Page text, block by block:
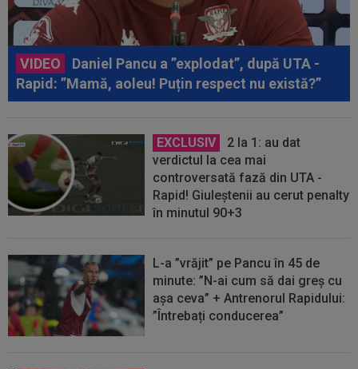
VIDEO
Daniel Pancu a ”explodat”, după UTA -
Rapid: ”Mamă, aoleu! Puțin respect nu există?”
EXCLUSIV
2 la 1: au dat
verdictul la cea mai
controversată fază din UTA -
Rapid! Giuleștenii au cerut penalty
în minutul 90+3
L-a ”vrăjit” pe Pancu în 45 de
minute: ”N-ai cum să dai greș cu
așa ceva” + Antrenorul Rapidului:
”Întrebați conducerea”